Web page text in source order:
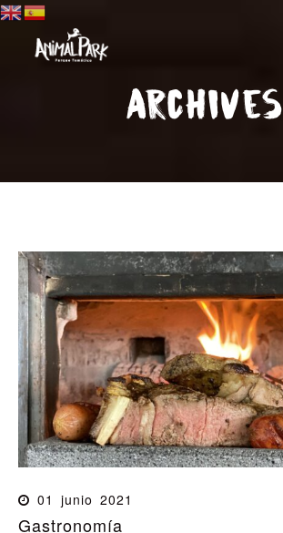
Archives
01 junio 2021
Gastronomía